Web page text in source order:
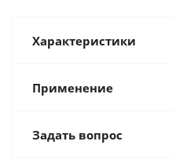
Характеристики
Применение
Задать вопрос